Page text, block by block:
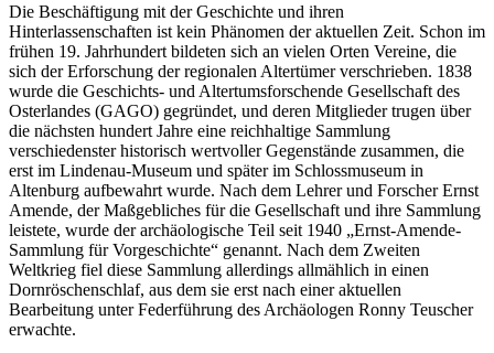
Die Beschäftigung mit der Geschichte und ihren
Hinterlassenschaften ist kein Phänomen der aktuellen Zeit. Schon im
frühen 19. Jahrhundert bildeten sich an vielen Orten Vereine, die
sich der Erforschung der regionalen Altertümer verschrieben. 1838
wurde die Geschichts- und Altertumsforschende Gesellschaft des
Osterlandes (GAGO) gegründet, und deren Mitglieder trugen über
die nächsten hundert Jahre eine reichhaltige Sammlung
verschiedenster historisch wertvoller Gegenstände zusammen, die
erst im Lindenau-Museum und später im Schlossmuseum in
Altenburg aufbewahrt wurde. Nach dem Lehrer und Forscher Ernst
Amende, der Maßgebliches für die Gesellschaft und ihre Sammlung
leistete, wurde der archäologische Teil seit 1940 „Ernst-Amende-
Sammlung für Vorgeschichte“ genannt. Nach dem Zweiten
Weltkrieg fiel diese Sammlung allerdings allmählich in einen
Dornröschenschlaf, aus dem sie erst nach einer aktuellen
Bearbeitung unter Federführung des Archäologen Ronny Teuscher
erwachte.